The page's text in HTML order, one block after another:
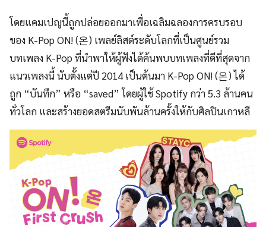
โดยแคมเปญนี้ถูกปล่อยออกมาเพื่อเฉลิมฉลองการครบรอบ
ของ K-Pop ON! (온) เพลย์ลิสต์ระดับโลกที่เป็นศูนย์รวม
บทเพลง K-Pop ที่นำพาให้ผู้ฟังได้ค้นพบบทเพลงที่ดีที่สุดจาก
แนวเพลงนี้ นับตั้งแต่ปี 2014 เป็นต้นมา K-Pop ON! (온) ได้
ถูก “บันทึก” หรือ “saved” โดยผู้ใช้ Spotify กว่า 5.3 ล้านคน
ทั่วโลก และสร้างยอดสตรีมนับพันล้านครั้งให้กับศิลปินเกาหลี